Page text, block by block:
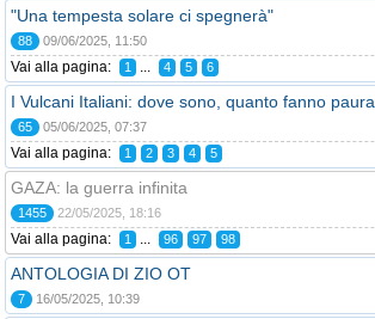
"Una tempesta solare ci spegnerà"
88 09/06/2025, 11:50
Vai alla pagina: 1 ... 4 5 6
I Vulcani Italiani: dove sono, quanto fanno paura.
65 05/06/2025, 07:37
Vai alla pagina: 1 2 3 4 5
GAZA: la guerra infinita
1455 22/05/2025, 18:16
Vai alla pagina: 1 ... 96 97 98
ANTOLOGIA DI ZIO OT
7 16/05/2025, 10:39